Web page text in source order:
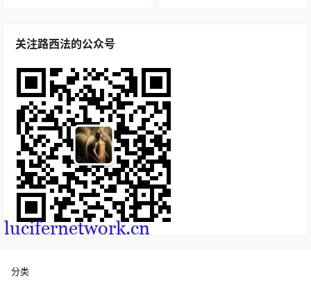
关注路西法的公众号
分类